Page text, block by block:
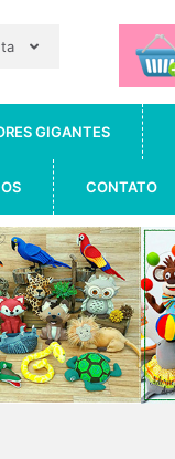
GIGANTES
CONTATO